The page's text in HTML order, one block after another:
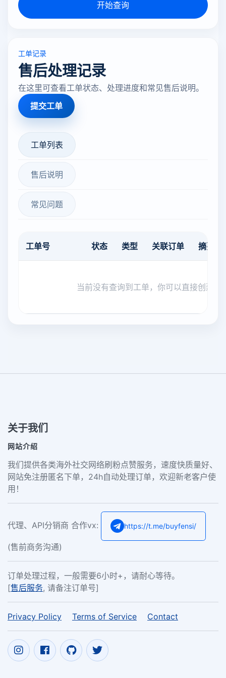
开始查询
工单记录
售后处理记录
在这里可查看工单状态、处理进度和常见售后说明。
提交工单
工单列表
售后说明
常见问题
工单号 状态 类型 关联订单 摘要
当前没有查询到工单，你可以直接创建新
关于我们
网站介绍
我们提供各类海外社交网络刷粉点赞服务，速度快质量好、
网站免注册匿名下单，24h自动处理订单，欢迎新老客户使
用！
代理、API分销商 合作vx: https://t.me/buyfensi/
(售前商务沟通)
订单处理过程，一般需要6小时+，请耐心等待。
[售后服务, 请备注订单号]
Privacy Policy Terms of Service Contact